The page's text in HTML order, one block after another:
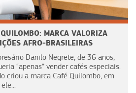
MARCA VALORIZA
AFRO-BRASILEIRAS
Danilo Negrete, de 36 anos,
“apenas” vender cafés especiais.
criou a marca Café Quilombo, em